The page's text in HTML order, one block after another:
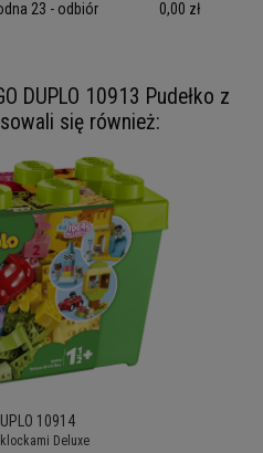
23 - odbiór
0,00 zł
DUPLO 10913 Pudełko z
się również:
10914
klockami Deluxe